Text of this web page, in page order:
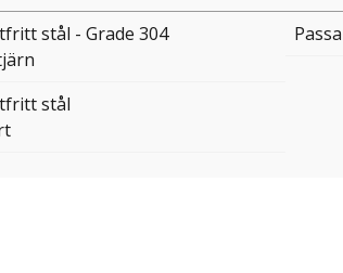
stål - Grade 304
stål